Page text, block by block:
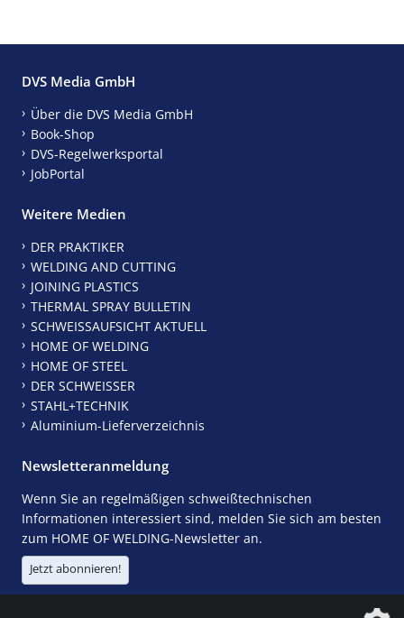
DVS Media GmbH
Über die DVS Media GmbH
Book-Shop
DVS-Regelwerksportal
JobPortal
Weitere Medien
DER PRAKTIKER
WELDING AND CUTTING
JOINING PLASTICS
THERMAL SPRAY BULLETIN
SCHWEISSAUFSICHT AKTUELL
HOME OF WELDING
HOME OF STEEL
DER SCHWEISSER
STAHL+TECHNIK
Aluminium-Lieferverzeichnis
Newsletteranmeldung
Wenn Sie an regelmäßigen schweißtechnischen
Informationen interessiert sind, melden Sie sich am besten
zum HOME OF WELDING-Newsletter an.
Jetzt abonnieren!